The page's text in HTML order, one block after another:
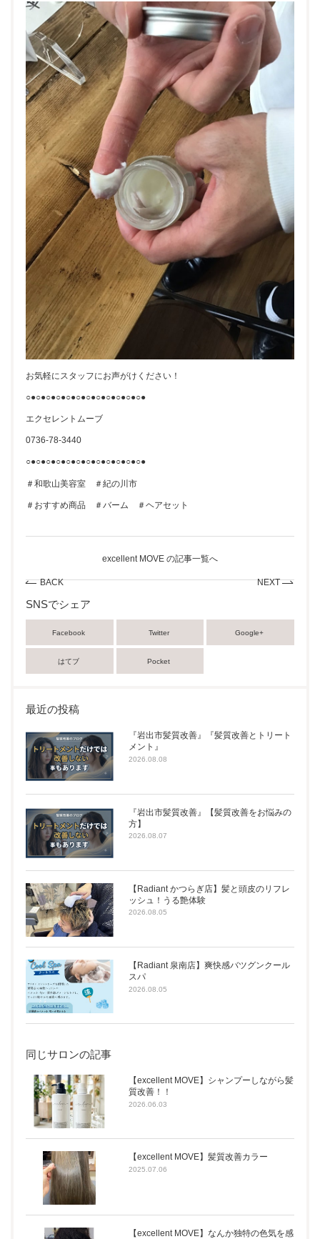
お気軽にスタッフにお声がけください！
○●○●○●○●○●○●○●○●○●○●○●○●
エクセレントムーブ
0736-78-3440
○●○●○●○●○●○●○●○●○●○●○●○●
＃和歌山美容室 ＃紀の川市
＃おすすめ商品 ＃バーム ＃ヘアセット
BACK
excellent MOVE の記事一覧へ
NEXT
SNSでシェア
Facebook Twitter Google+
はてブ Pocket
最近の投稿
『岩出市髪質改善』『髪質改善とトリート
メント』
2026.08.08
『岩出市髪質改善』【髪質改善をお悩みの
方】
2026.08.07
【Radiant かつらぎ店】髪と頭皮のリフレ
ッシュ！うる艶体験
2026.08.05
【Radiant 泉南店】爽快感バツグンクール
スパ
2026.08.05
同じサロンの記事
【excellent MOVE】シャンプーしながら髪
質改善！！
2026.06.03
【excellent MOVE】髪質改善カラー
2025.07.06
【excellent MOVE】なんか独特の色気を感